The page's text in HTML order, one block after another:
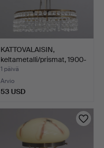
KATTOVALAISIN,
keltametalli/prismat, 1900-
…
1 päivä
Arvio
53 USD